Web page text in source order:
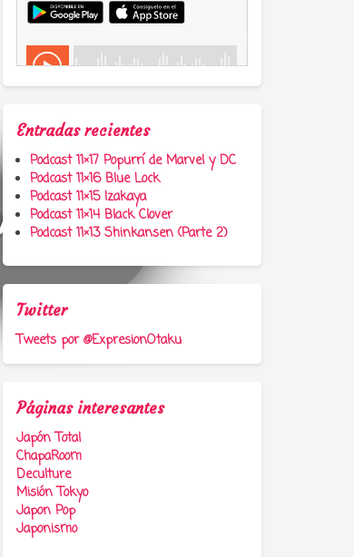
y
Entradas recientes
Podcast 11×17 Popurrí de Marvel y DC
Podcast 11×16 Blue Lock
Podcast 11×15 Izakaya
Podcast 11×14 Black Clover
Podcast 11×13 Shinkansen (Parte 2)
Twitter
Tweets por @ExpresionOtaku
Páginas interesantes
Japón Total
ChapaRoom
Deculture
Misión Tokyo
Japon Pop
Japonismo